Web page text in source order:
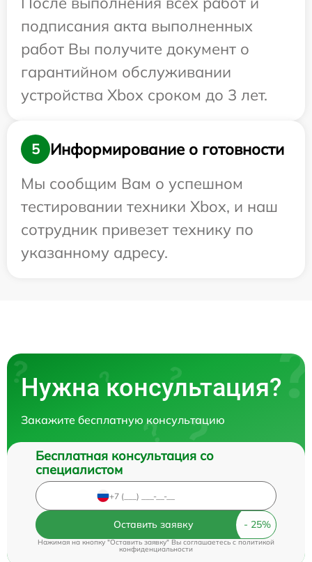
подписания акта выполненных
работ Вы получите документ о
гарантийном обслуживании
устройства Xbox сроком до 3 лет.
5
Информирование о готовности
Мы сообщим Вам о успешном
тестировании техники Xbox, и наш
сотрудник привезет технику по
указанному адресу.
Нужна консультация?
Закажите бесплатную консультацию
Бесплатная консультация со
специалистом
Оставить заявку
Нажимая на кнопку "Оставить заявку" Вы соглашаетесь c политикой
конфиденциальности